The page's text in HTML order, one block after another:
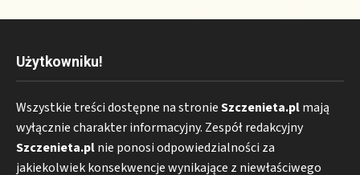
Użytkowniku!
Wszystkie treści dostępne na stronieSzczenieta.plmają
wyłącznie charakter informacyjny. Zespół redakcyjny
Szczenieta.plnie ponosi odpowiedzialności za
jakiekolwiek konsekwencje wynikające z niewłaściwego